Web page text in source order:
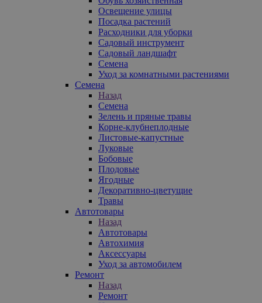
Освещение улицы
Посадка растений
Расходники для уборки
Садовый инструмент
Садовый ландшафт
Семена
Уход за комнатными растениями
Семена
Назад
Семена
Зелень и пряные травы
Корне-клубнеплодные
Листовые-капустные
Луковые
Бобовые
Плодовые
Ягодные
Декоративно-цветущие
Травы
Автотовары
Назад
Автотовары
Автохимия
Аксессуары
Уход за автомобилем
Ремонт
Назад
Ремонт